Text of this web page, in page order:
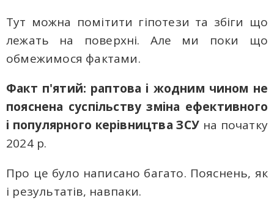
Тут можна помітити гіпотези та збіги що
лежать на поверхні. Але ми поки що
обмежимося фактами.
Факт п'ятий: раптова і жодним чином не
пояснена суспільству зміна ефективного
і популярного керівництва ЗСУ на початку
2024 р.
Про це було написано багато. Пояснень, як
і результатів, навпаки.